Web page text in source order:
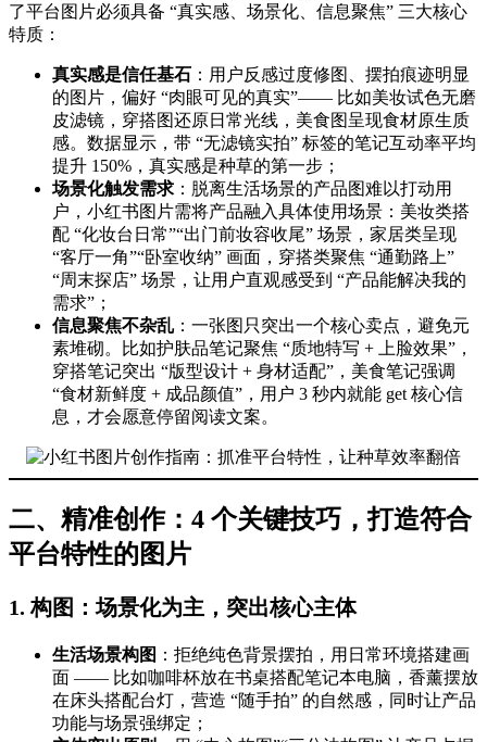
了平台图片必须具备 “真实感、场景化、信息聚焦” 三大核心
特质：
真实感是信任基石 ：用户反感过度修图、摆拍痕迹明显
的图片，偏好 “肉眼可见的真实”—— 比如美妆试色无磨
皮滤镜，穿搭图还原日常光线，美食图呈现食材原生质
感。数据显示，带 “无滤镜实拍” 标签的笔记互动率平均
提升 150%，真实感是种草的第一步；
场景化触发需求 ：脱离生活场景的产品图难以打动用
户，小红书图片需将产品融入具体使用场景：美妆类搭
配 “化妆台日常”“出门前妆容收尾” 场景，家居类呈现
“客厅一角”“卧室收纳” 画面，穿搭类聚焦 “通勤路上”
“周末探店” 场景，让用户直观感受到 “产品能解决我的
需求”；
信息聚焦不杂乱 ：一张图只突出一个核心卖点，避免元
素堆砌。比如护肤品笔记聚焦 “质地特写 + 上脸效果”，
穿搭笔记突出 “版型设计 + 身材适配”，美食笔记强调
“食材新鲜度 + 成品颜值”，用户 3 秒内就能 get 核心信
息，才会愿意停留阅读文案。
二、精准创作：4 个关键技巧，打造符合
平台特性的图片
1. 构图：场景化为主，突出核心主体
生活场景构图 ：拒绝纯色背景摆拍，用日常环境搭建画
面 —— 比如咖啡杯放在书桌搭配笔记本电脑，香薰摆放
在床头搭配台灯，营造 “随手拍” 的自然感，同时让产品
功能与场景强绑定；